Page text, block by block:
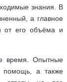
знания. В
а главное
от его объёма и
время. Опытные
помощь, а также